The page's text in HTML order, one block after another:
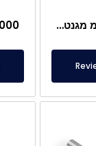
Ø25×350 מ"מ מגנט מוט ניאודימיום מגנט קבוע NdFeB – נירוסטה – חיבור M8 נקבה צדדי יחיד